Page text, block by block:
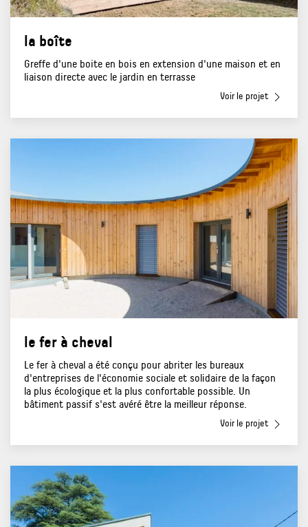
la boîte
Greffe d'une boite en bois en extension d'une maison et en
liaison directe avec le jardin en terrasse
Voir le projet
le fer à cheval
Le fer à cheval a été conçu pour abriter les bureaux
d'entreprises de l'économie sociale et solidaire de la façon
la plus écologique et la plus confortable possible. Un
bâtiment passif s'est avéré être la meilleur réponse.
Voir le projet